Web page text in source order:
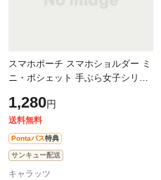
スマホポーチ スマホショルダー ミ
ニ・ポシェット 手ぶら女子シリー
SP-C | ミニ ポシェット ポーチ ス
マホ
1,280円
送料無料
Pontaパス特典
サンキュー配送
キャラッツ